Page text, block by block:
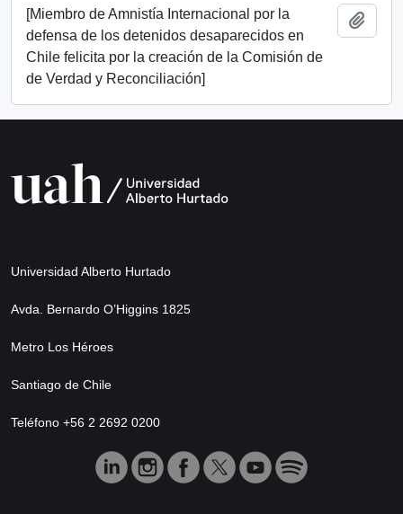
[Miembro de Amnistía Internacional por la
defensa de los detenidos desaparecidos en
Chile felicita por la creación de la Comisión de
de Verdad y Reconciliación]
Universidad Alberto Hurtado
Avda. Bernardo O’Higgins 1825
Metro Los Héroes
Santiago de Chile
Teléfono +56 2 2692 0200